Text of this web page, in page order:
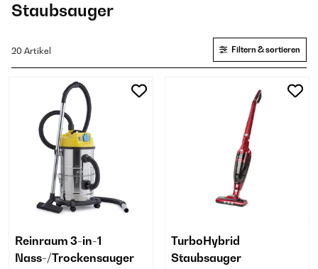
Staubsauger
20 Artikel Filtern & sortieren
Reinraum 3-in-1
Nass-/Trockensauger
TurboHybrid
Staubsauger